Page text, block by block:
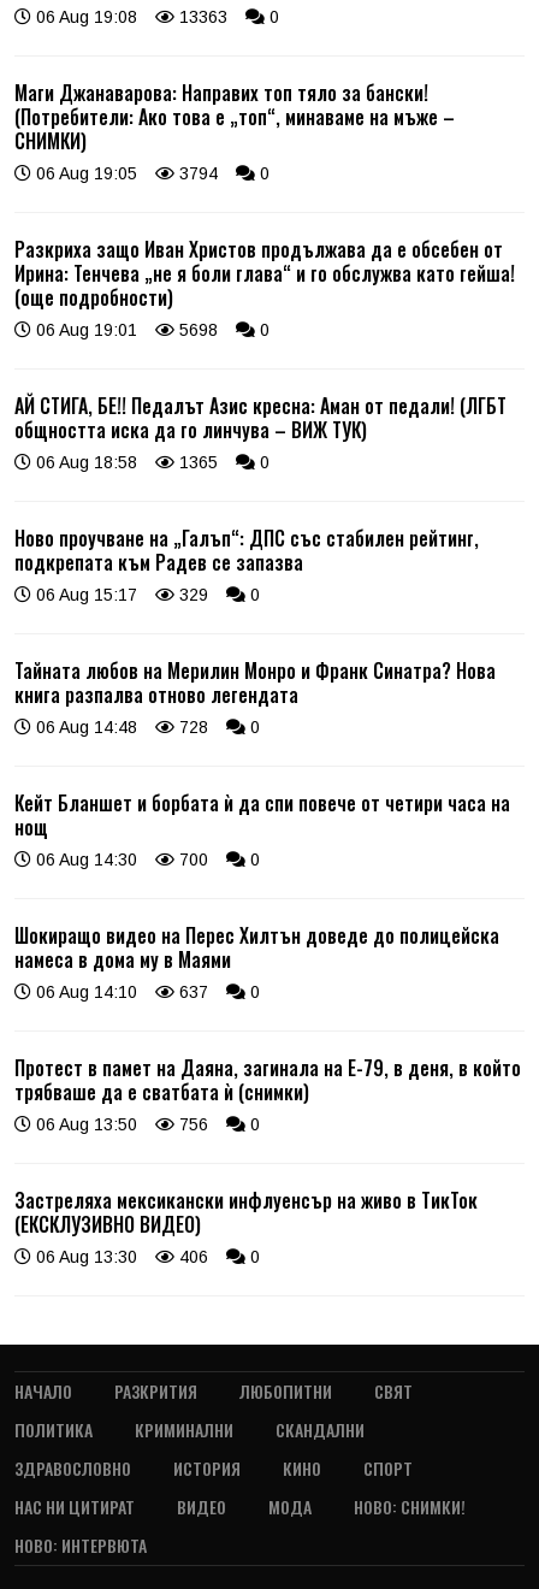
06 Aug 19:08 13363 0
Маги Джанаварова: Направих топ тяло за бански!
(Потребители: Ако това е „топ“, минаваме на мъже –
СНИМКИ)
06 Aug 19:05 3794 0
Разкриха защо Иван Христов продължава да е обсебен от
Ирина: Тенчева „не я боли глава“ и го обслужва като гейша!
(още подробности)
06 Aug 19:01 5698 0
АЙ СТИГА, БЕ!! Педалът Азис кресна: Аман от педали! (ЛГБТ
общността иска да го линчува – ВИЖ ТУК)
06 Aug 18:58 1365 0
Ново проучване на „Галъп“: ДПС със стабилен рейтинг,
подкрепата към Радев се запазва
06 Aug 15:17 329 0
Тайната любов на Мерилин Монро и Франк Синатра? Нова
книга разпалва отново легендата
06 Aug 14:48 728 0
Кейт Бланшет и борбата ѝ да спи повече от четири часа на
нощ
06 Aug 14:30 700 0
Шокиращо видео на Перес Хилтън доведе до полицейска
намеса в дома му в Маями
06 Aug 14:10 637 0
Протест в памет на Даяна, загинала на Е-79, в деня, в който
трябваше да е сватбата ѝ (снимки)
06 Aug 13:50 756 0
Застреляха мексикански инфлуенсър на живо в ТикТок
(ЕКСКЛУЗИВНО ВИДЕО)
06 Aug 13:30 406 0
НАЧАЛО РАЗКРИТИЯ ЛЮБОПИТНИ
СВЯТ
ПОЛИТИКА
КРИМИНАЛНИ
СКАНДАЛНИ
ЗДРАВОСЛОВНО
ИСТОРИЯ КИНО
СПОРТ
НАС НИ ЦИТИРАТ
ВИДЕО МОДА
НОВО: СНИМКИ!
НОВО: ИНТЕРВЮТА